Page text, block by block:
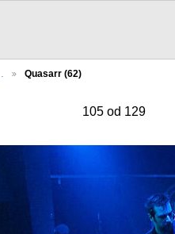
Quasarr (62)
105 od 129